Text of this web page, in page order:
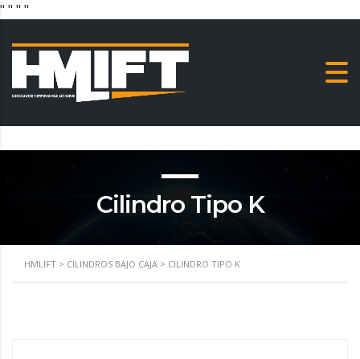
" " " "
Cilindro Tipo K
HMLIFT > CILINDROS BAJO CAJA > CILINDRO TIPO K